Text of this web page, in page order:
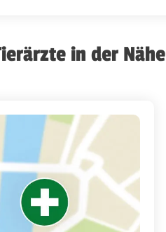
in der Nähe